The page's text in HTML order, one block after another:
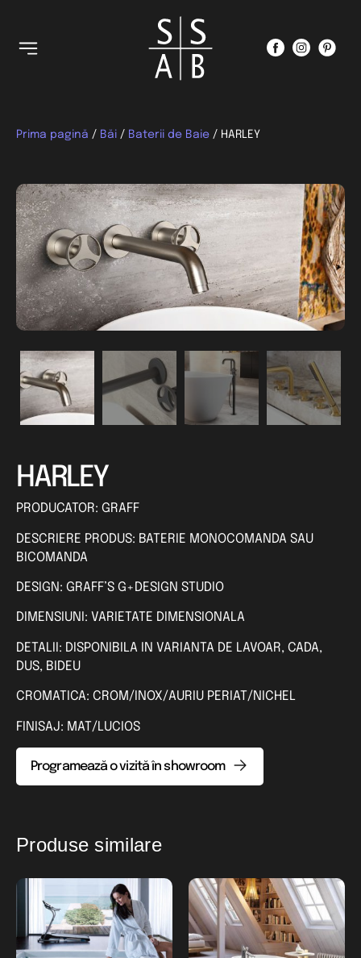
Prima pagină / Băi / Baterii de Baie / HARLEY
HARLEY
PRODUCATOR: GRAFF
DESCRIERE PRODUS: BATERIE MONOCOMANDA SAU
BICOMANDA
DESIGN: GRAFF’S G+DESIGN STUDIO
DIMENSIUNI: VARIETATE DIMENSIONALA
DETALII: DISPONIBILA IN VARIANTA DE LAVOAR, CADA,
DUS, BIDEU
CROMATICA: CROM/INOX/AURIU PERIAT/NICHEL
FINISAJ: MAT/LUCIOS
Programează o vizită în showroom
Produse similare